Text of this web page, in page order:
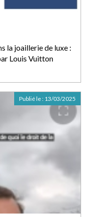
la joaillerie de luxe :
Louis Vuitton
Publié le : 13/03/2025